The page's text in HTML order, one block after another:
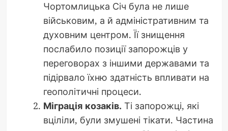
Чортомлицька Січ була не лише
військовим, а й адміністративним та
духовним центром. Її знищення
послабило позиції запорожців у
переговорах з іншими державами та
підірвало їхню здатність впливати на
геополітичні процеси.
Міграція козаків. Ті запорожці, які
вціліли, були змушені тікати. Частина